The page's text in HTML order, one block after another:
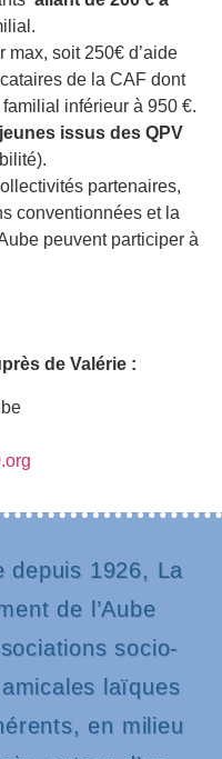
soit 250€ d’aide
de la CAF dont
inférieur à 950 €.
issus des QPV
partenaires,
conventionnées et la
peuvent participer à
de Valérie :
depuis 1926, La
de l’Aube
socio-
laïques
en milieu